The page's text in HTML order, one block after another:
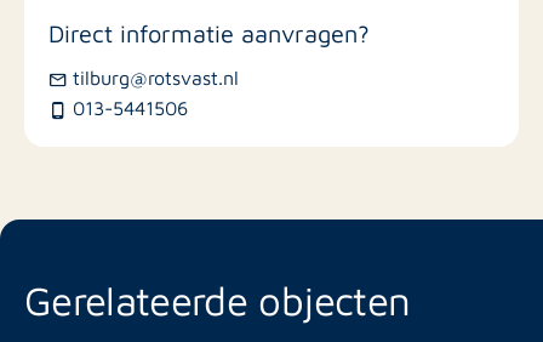
Direct informatie aanvragen?
tilburg@rotsvast.nl
013-5441506
Gerelateerde objecten